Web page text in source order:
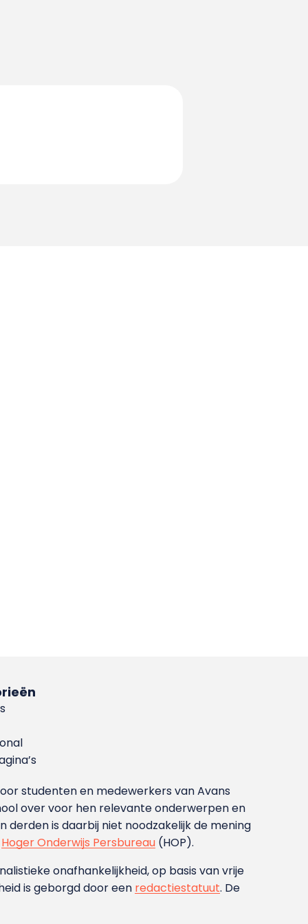
studenten en medewerkers van Avans
over voor hen relevante onderwerpen en
is daarbij niet noodzakelijk de mening
Hoger Onderwijs Persbureau (HOP).
onafhankelijkheid, op basis van vrije
is geborgd door een redactiestatuut. De